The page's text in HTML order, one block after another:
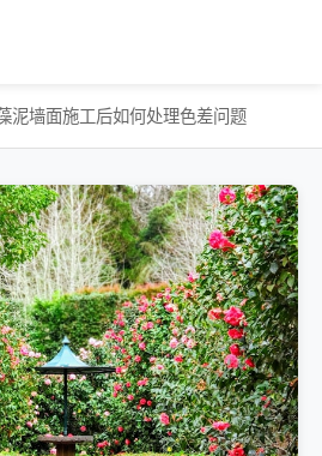
泥墙面施工后如何处理色差问题